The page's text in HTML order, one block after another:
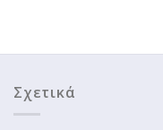
Σχετικά